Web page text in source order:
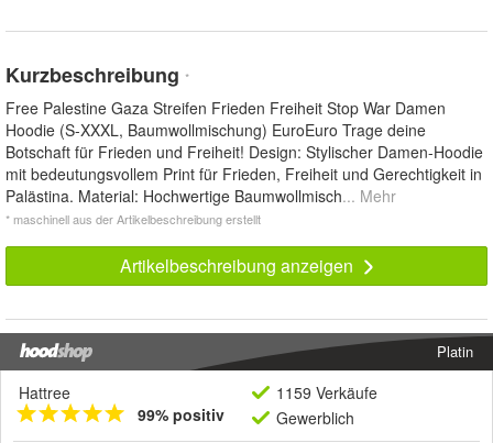
Kurzbeschreibung *
Free Palestine Gaza Streifen Frieden Freiheit Stop War Damen
Hoodie (S-XXXL, Baumwollmischung) EuroEuro Trage deine
Botschaft für Frieden und Freiheit! Design: Stylischer Damen-Hoodie
mit bedeutungsvollem Print für Frieden, Freiheit und Gerechtigkeit in
Palästina. Material: Hochwertige Baumwollmisch... Mehr
* maschinell aus der Artikelbeschreibung erstellt
Artikelbeschreibung anzeigen
Platin
Hattree
99% positiv
1159 Verkäufe
Gewerblich